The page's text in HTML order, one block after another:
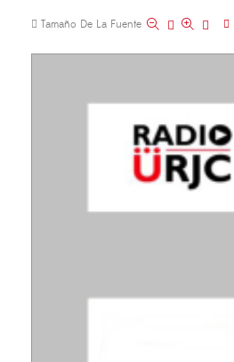
Tamaño De La Fuente